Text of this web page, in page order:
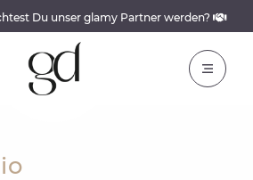
Du unser glamy Partner werden?